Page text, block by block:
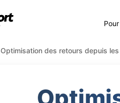
Optimisation des retours depuis